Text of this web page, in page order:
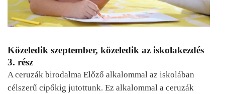
Közeledik szeptember, közeledik az iskolakezdés
3. rész
A ceruzák birodalma Előző alkalommal az iskolában
célszerű cipőkig jutottunk. Ez alkalommal a ceruzák